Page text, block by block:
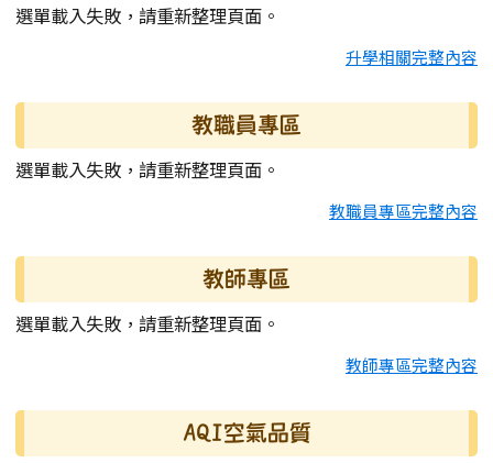
選單載入失敗，請重新整理頁面。
升學相關完整內容
教職員專區
選單載入失敗，請重新整理頁面。
教職員專區完整內容
教師專區
選單載入失敗，請重新整理頁面。
教師專區完整內容
AQI空氣品質